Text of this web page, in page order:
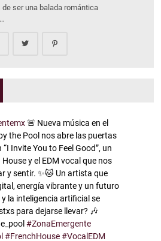
ser una balada romántica
🚨 Nueva música en el
the Pool nos abre las puertas
Invite You to Feel Good”, un
y el EDM vocal que nos
y sentir. ✨🐱 Un artista que
energía vibrante y un futuro
la inteligencia artificial se
para dejarse llevar? 🎶
#ZonaEmergente
#FrenchHouse #VocalEDM